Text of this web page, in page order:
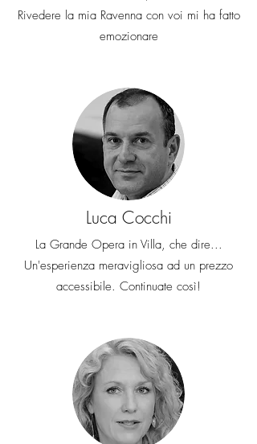
Rivedere la mia Ravenna con voi mi ha fatto
emozionare
Luca Cocchi
La Grande Opera in Villa, che dire...
Un'esperienza meravigliosa ad un prezzo
accessibile. Continuate così!